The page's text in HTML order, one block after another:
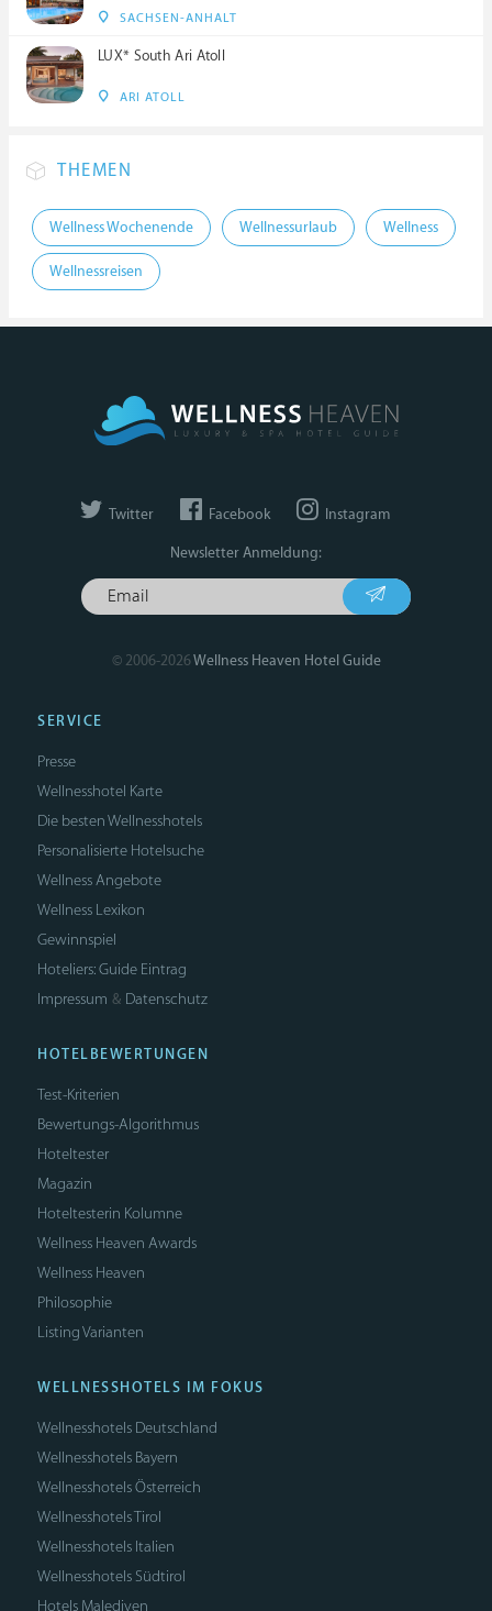
SACHSEN-ANHALT
LUX* South Ari Atoll
ARI ATOLL
THEMEN
Wellness Wochenende Wellnessurlaub Wellness
Wellnessreisen
Twitter Facebook Instagram
Newsletter Anmeldung:
© 2006-2026Wellness Heaven Hotel Guide
SERVICE
Presse
Wellnesshotel Karte
Die besten Wellnesshotels
Personalisierte Hotelsuche
Wellness Angebote
Wellness Lexikon
Gewinnspiel
Hoteliers: Guide Eintrag
Impressum & Datenschutz
HOTELBEWERTUNGEN
Test-Kriterien
Bewertungs-Algorithmus
Hoteltester
Magazin
Hoteltesterin Kolumne
Wellness Heaven Awards
Wellness Heaven
Philosophie
Listing Varianten
WELLNESSHOTELS IM FOKUS
Wellnesshotels Deutschland
Wellnesshotels Bayern
Wellnesshotels Österreich
Wellnesshotels Tirol
Wellnesshotels Italien
Wellnesshotels Südtirol
Hotels Malediven